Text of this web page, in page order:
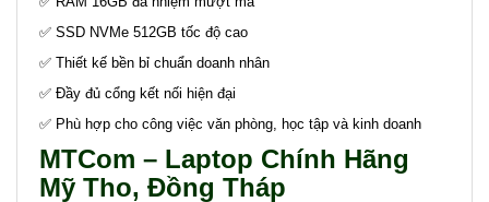
✅ SSD NVMe 512GB tốc độ cao
✅ Thiết kế bền bỉ chuẩn doanh nhân
✅ Đầy đủ cổng kết nối hiện đại
✅ Phù hợp cho công việc văn phòng, học tập và kinh doanh
MTCom – Laptop Chính Hãng
Mỹ Tho, Đồng Tháp